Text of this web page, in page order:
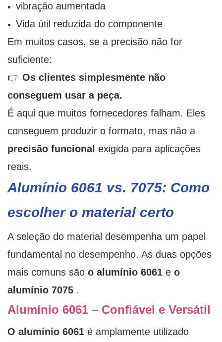
vibração aumentada
Vida útil reduzida do componente
Em muitos casos, se a precisão não for
suficiente:
👉 Os clientes simplesmente não
conseguem usar a peça.
É aqui que muitos fornecedores falham. Eles
conseguem produzir o formato, mas não a
precisão funcional exigida para aplicações
reais.
Alumínio 6061 vs. 7075: Como
escolher o material certo
A seleção do material desempenha um papel
fundamental no desempenho. As duas opções
mais comuns são o alumínio 6061 e o
alumínio 7075 .
Alumínio 6061 – Confiável e Versátil
O alumínio 6061 é amplamente utilizado